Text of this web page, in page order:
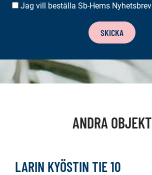
BESTÄLLA
Jag vill beställa Sb-Hems Nyhetsbrev
SKICKA
ANDRA OBJEKT
LARIN KYÖSTIN TIE 10